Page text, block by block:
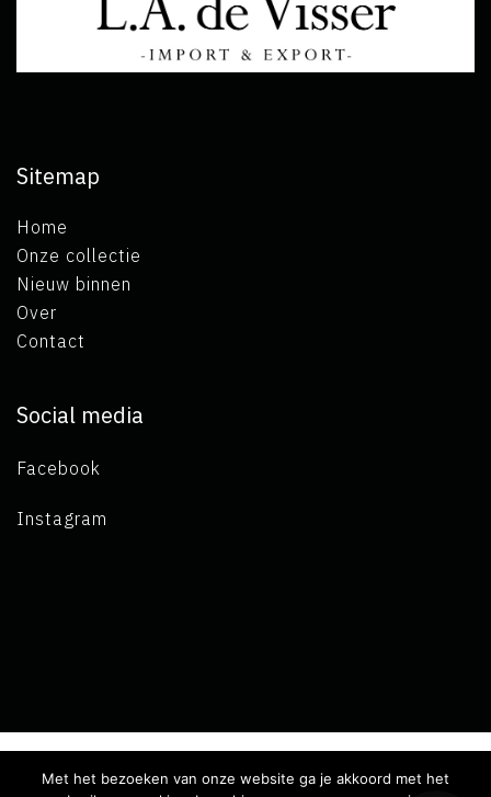
Sitemap
Home
Onze collectie
Nieuw binnen
Over
Contact
Social media
Facebook
Instagram
Copyright 2019 L.A. de Visser -Algemene voorwaarden-
Met het bezoeken van onze website ga je akkoord met het